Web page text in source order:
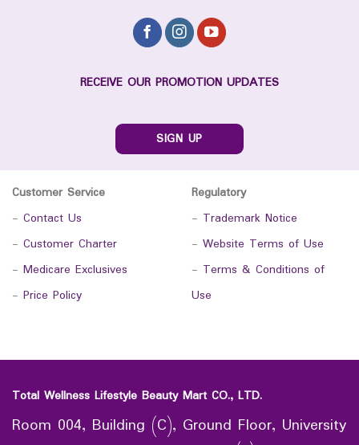
RECEIVE OUR PROMOTION UPDATES
SIGN UP
Customer Service
- Contact Us
- Customer Charter
- Medicare Exclusives
- Price Policy
Regulatory
- Trademark Notice
- Website Terms of Use
- Terms & Conditions of
Use
Total Wellness Lifestyle Beauty Mart CO., LTD.
Room 004, Building (C), Ground Floor, University